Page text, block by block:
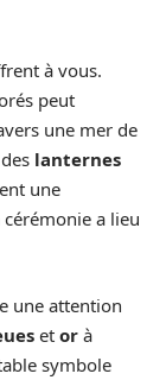
à vous.
peut
une mer de
lanternes
une
a lieu
une attention
et or à
symbole